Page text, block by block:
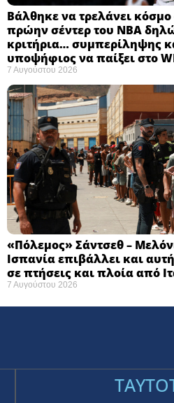
Βάλθηκε να τρελάνει
πρώην σέντερ του NBA
κριτήρια… συμπερίληψης
υποψήφιος να παίξει στο
7 Αυγούστου 2026
«Πόλεμος» Σάντσεθ –
Ισπανία επιβάλλει και
σε πτήσεις και πλοία από
7 Αυγούστου 2026